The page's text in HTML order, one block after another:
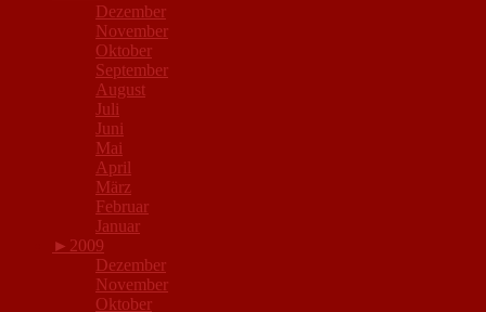
Dezember
November
Oktober
September
August
Juli
Juni
Mai
April
März
Februar
Januar
► 2009
Dezember
November
Oktober